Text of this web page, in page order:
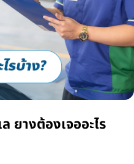
ยางต้องเจออะไร